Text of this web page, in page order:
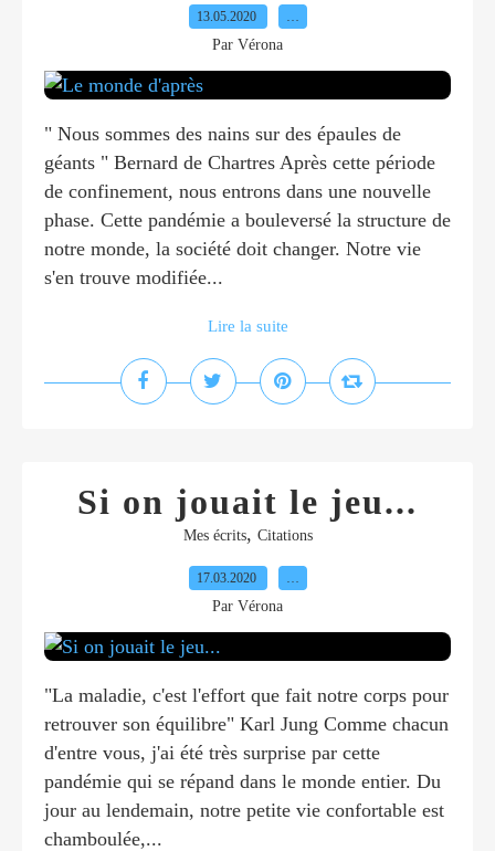
13.05.2020 …
Par Vérona
" Nous sommes des nains sur des épaules de
géants " Bernard de Chartres Après cette période
de confinement, nous entrons dans une nouvelle
phase. Cette pandémie a bouleversé la structure de
notre monde, la société doit changer. Notre vie
s'en trouve modifiée...
Lire la suite
Si on jouait le jeu...
Mes écrits, Citations
17.03.2020 …
Par Vérona
"La maladie, c'est l'effort que fait notre corps pour
retrouver son équilibre" Karl Jung Comme chacun
d'entre vous, j'ai été très surprise par cette
pandémie qui se répand dans le monde entier. Du
jour au lendemain, notre petite vie confortable est
chamboulée,...